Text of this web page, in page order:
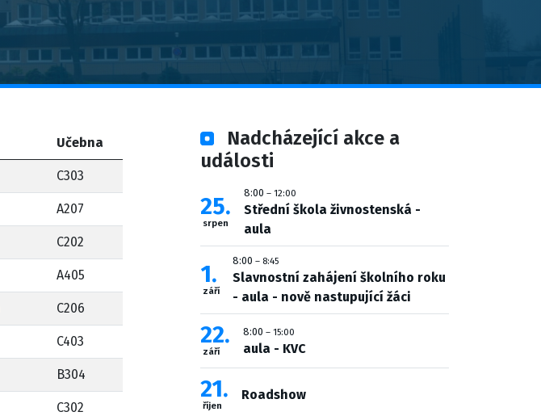
Učebna
C303
A207
C202
A405
C206
C403
B304
C302
Nadcházející akce a
události
25
srpen
8:00 – 12:00
Střední škola živnostenská -
aula
1
září
8:00 – 8:45
Slavnostní zahájení školního roku
- aula - nově nastupující žáci
22
září
8:00 – 15:00
aula - KVC
21
říjen
Roadshow